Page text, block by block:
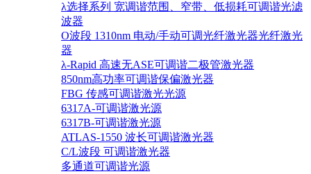
λ选择系列 宽调谐范围、窄带、低损耗可调谐光滤
波器
O波段 1310nm 电动/手动可调光纤激光器光纤激光
器
λ-Rapid 高速无ASE可调谐二极管激光器
850nm高功率可调谐保偏激光器
FBG 传感可调谐激光光源
6317A-可调谐激光源
6317B-可调谐激光源
ATLAS-1550 波长可调谐激光器
C/L波段 可调谐激光器
多通道可调谐光源